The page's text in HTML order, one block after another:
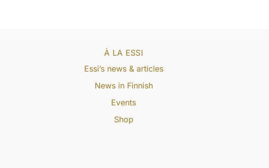
À LA ESSI
Essi’s news & articles
News in Finnish
Events
Shop